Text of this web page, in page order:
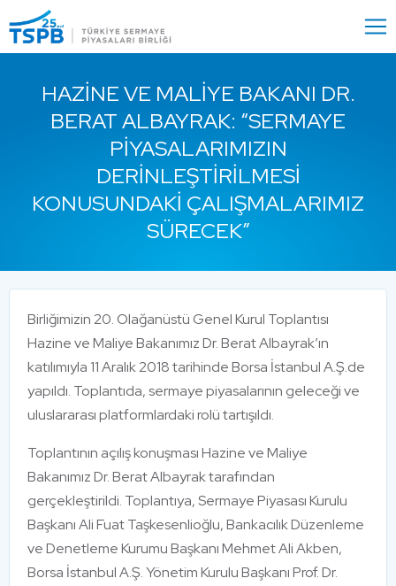
Close
HAZINE VE MALIYE BAKANI DR.
BERAT ALBAYRAK: “SERMAYE
PIYASALARIMIZIN
DERINLEŞTIRILMESI
KONUSUNDAKI ÇALIŞMALARIMIZ
SÜRECEK”
Birliğimizin 20. Olağanüstü Genel Kurul Toplantısı
Hazine ve Maliye Bakanımız Dr. Berat Albayrak’ın
katılımıyla 11 Aralık 2018 tarihinde Borsa İstanbul A.Ş.de
yapıldı. Toplantıda, sermaye piyasalarının geleceği ve
uluslararası platformlardaki rolü tartışıldı.
Toplantının açılış konuşması Hazine ve Maliye
Bakanımız Dr. Berat Albayrak tarafından
gerçekleştirildi. Toplantıya, Sermaye Piyasası Kurulu
Başkanı Ali Fuat Taşkesenlioğlu, Bankacılık Düzenleme
ve Denetleme Kurumu Başkanı Mehmet Ali Akben,
Borsa İstanbul A.Ş. Yönetim Kurulu Başkanı Prof. Dr.